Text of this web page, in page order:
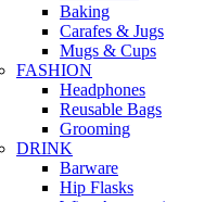
Baking
Carafes & Jugs
Mugs & Cups
FASHION
Headphones
Reusable Bags
Grooming
DRINK
Barware
Hip Flasks